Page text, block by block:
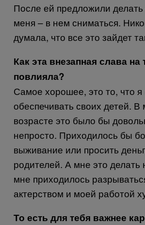
После ей предложили
меня – в нем сниматься.
думала, что все это зайдет
Как эта внезапная слава на
повлияла?
Самое хорошее, это то, что я
обеспечивать своих детей. В
возрасте это было бы
непросто. Приходилось бы
выживание или просить
родителей. А мне это
мне приходилось
актерством и моей работой
То есть для тебя важнее